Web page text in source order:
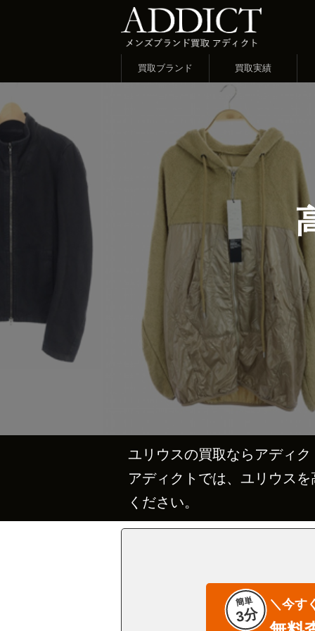
買取ブランド 買取実績
ユリウスの買取ならアディ
アディクトでは、ユリウス
ください。
簡単
3分
＼今す